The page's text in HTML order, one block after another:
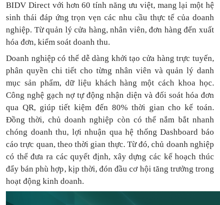
BIDV Direct với hơn 60 tính năng ưu việt, mang lại một hệ
sinh thái đáp ứng trọn vẹn các nhu cầu thực tế của doanh
nghiệp. Từ quản lý cửa hàng, nhân viên, đơn hàng đến xuất
hóa đơn, kiểm soát doanh thu.
Doanh nghiệp có thể dễ dàng khởi tạo cửa hàng trực tuyến,
phân quyền chi tiết cho từng nhân viên và quản lý danh
mục sản phẩm, dữ liệu khách hàng một cách khoa học.
Công nghệ gạch nợ tự động nhận diện và đối soát hóa đơn
qua QR, giúp tiết kiệm đến 80% thời gian cho kế toán.
Đồng thời, chủ doanh nghiệp còn có thể nắm bắt nhanh
chóng doanh thu, lợi nhuận qua hệ thống Dashboard báo
cáo trực quan, theo thời gian thực. Từ đó, chủ doanh nghiệp
có thểđưa ra các quyết định, xây dựng các kế hoạch thúc
đẩy bán phù hợp, kịp thời, đón đầu cơ hội tăng trưởng trong
hoạt động kinh doanh.